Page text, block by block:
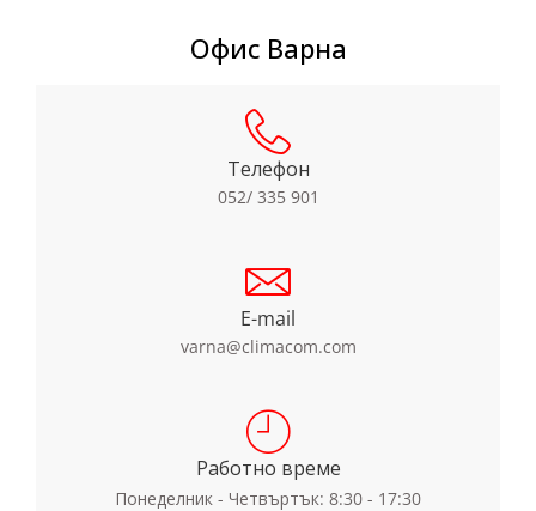
Офис Варна
Телефон
052/ 335 901
E-mail
varna@climacom.com
Работно време
Понеделник - Четвъртък: 8:30 - 17:30